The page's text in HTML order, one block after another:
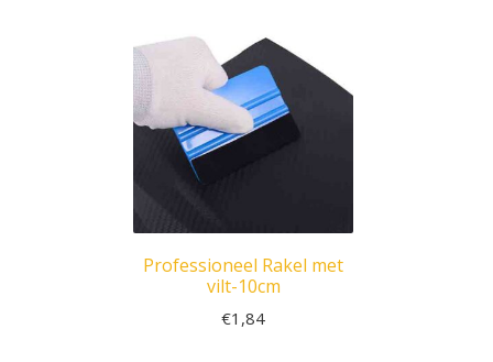
Professioneel Rakel met
vilt-10cm
€1,84